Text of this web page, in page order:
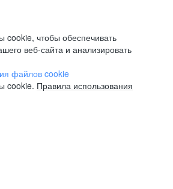
чтобы обеспечивать
веб-сайта и анализировать
файлов cookie
cookie. Правила использования